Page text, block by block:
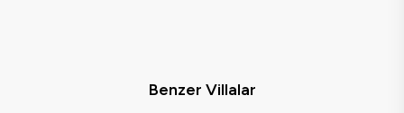
Benzer Villalar